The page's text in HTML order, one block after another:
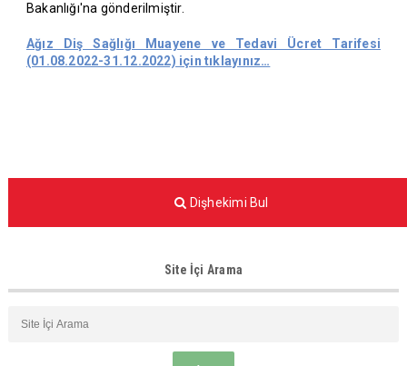
Bakanlığı'na gönderilmiştir.
Ağız Diş Sağlığı Muayene ve Tedavi Ücret Tarifesi
(01.08.2022-31.12.2022) için tıklayınız…
Dişhekimi Bul
Site İçi Arama